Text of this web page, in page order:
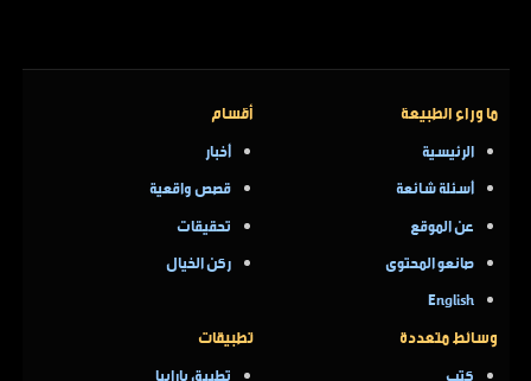
ما وراء الطبيعة
الرئيسية
أسئلة شائعة
عن الموقع
صانعو المحتوى
English
أقسام
أخبار
قصص واقعية
تحقيقات
ركن الخيال
وسائط متعددة
كتب
تطبيقات
تطبيق بارابيا